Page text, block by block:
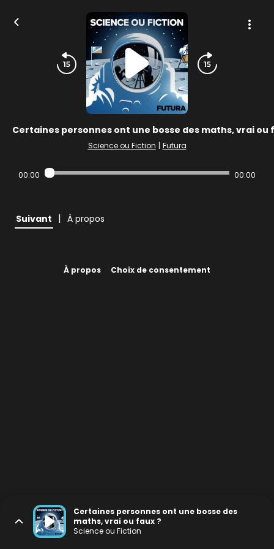
Certaines personnes ont une bosse des maths, vrai ou
Science ou Fiction | Futura
00:00 00:00
Suivant | À propos
À propos Choix de consentement
Certaines personnes ont une bosse des
maths, vrai ou faux ?
Science ou Fiction